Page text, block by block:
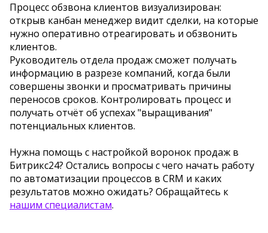
Процесс обзвона клиентов визуализирован:
открыв канбан менеджер видит сделки, на которые
нужно оперативно отреагировать и обзвонить
клиентов.
Руководитель отдела продаж сможет получать
информацию в разрезе компаний, когда были
совершены звонки и просматривать причины
переносов сроков. Контролировать процесс и
получать отчёт об успехах "выращивания"
потенциальных клиентов.
Нужна помощь с настройкой воронок продаж в
Битрикс24? Остались вопросы с чего начать работу
по автоматизации процессов в CRM и каких
результатов можно ожидать? Обращайтесь к
нашим специалистам.